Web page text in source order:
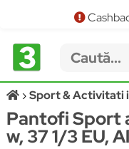
Sport & Activitati
Pantofi Sport
w, 37 1/3 EU,